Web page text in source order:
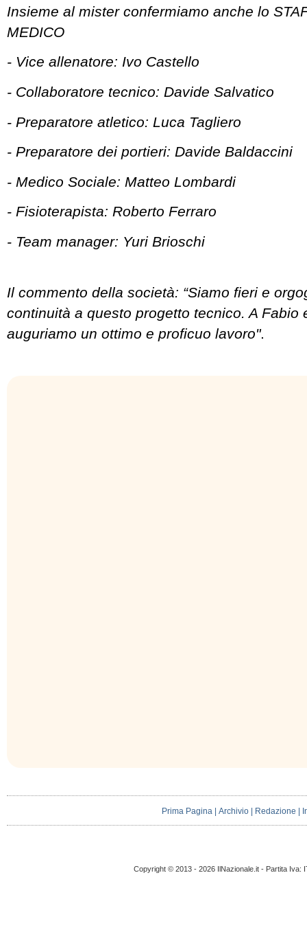
Insieme al mister confermiamo anche lo
MEDICO
- Vice allenatore: Ivo Castello
- Collaboratore tecnico: Davide Salvatico
- Preparatore atletico: Luca Tagliero
- Preparatore dei portieri: Davide Baldaccini
- Medico Sociale: Matteo Lombardi
- Fisioterapista: Roberto Ferraro
- Team manager: Yuri Brioschi
Il commento della società: “Siamo fieri e
continuità a questo progetto tecnico. A Fabio
auguriamo un ottimo e proficuo lavoro".
Prima Pagina |Archivio Redazione
Copyright © 2013 - 2026 IlNazionale.it - Partita Iva: